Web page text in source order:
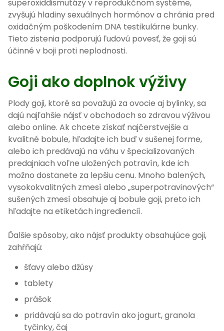
superoxiddismutázy v reprodukčnom systéme,
zvyšujú hladiny sexuálnych hormónov a chránia pred
oxidačným poškodením DNA testikulárne bunky.
Tieto zistenia podporujú ľudovú povesť, že goji sú
účinné v boji proti neplodnosti.
Goji ako doplnok výživy
Plody goji, ktoré sa považujú za ovocie aj bylinky, sa
dajú najľahšie nájsť v obchodoch so zdravou výživou
alebo online. Ak chcete získať najčerstvejšie a
kvalitné bobule, hľadajte ich buď v sušenej forme,
alebo ich predávajú na váhu v špecializovaných
predajniach voľne uložených potravín, kde ich
možno dostanete za lepšiu cenu. Mnoho balených,
vysokokvalitných zmesí alebo „superpotravinových“
sušených zmesí obsahuje aj bobule goji, preto ich
hľadajte na etiketách ingrediencií.
Ďalšie spôsoby, ako nájsť produkty obsahujúce goji,
zahŕňajú:
šťavy alebo džúsy
tablety
prášok
pridávajú sa do potravín ako jogurt, granola
tyčinky, čaj